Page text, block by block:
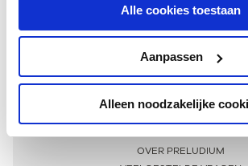
Alle cookies toestaan
Aanpassen
Alleen noodzakelijke
Meer informatie
OVER PRELUDIUM